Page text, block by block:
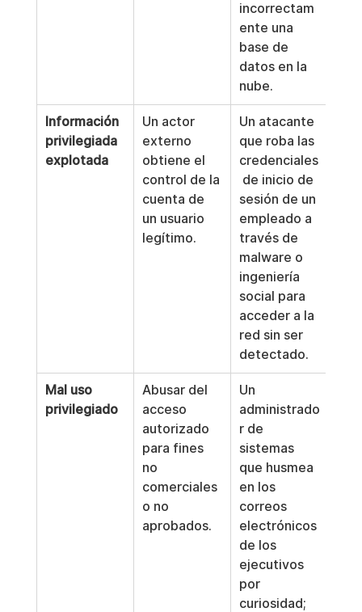
incorrectam
ente una
base de
datos en la
nube.
Información
privilegiada
explotada
Un actor
externo
obtiene el
control de la
cuenta de
un usuario
legítimo.
Un atacante
que roba las
credenciales
de inicio de
sesión de un
empleado a
través de
malware o
ingeniería
social para
acceder a la
red sin ser
detectado.
Mal uso
privilegiado
Abusar del
acceso
autorizado
para fines
no
comerciales
o no
aprobados.
Un
administrado
r de
sistemas
que husmea
en los
correos
electrónicos
de los
ejecutivos
por
curiosidad;